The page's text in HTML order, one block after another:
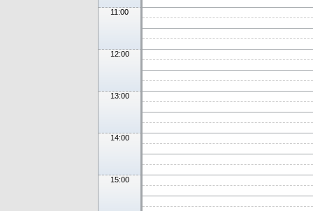
11:00
12:00
13:00
14:00
15:00